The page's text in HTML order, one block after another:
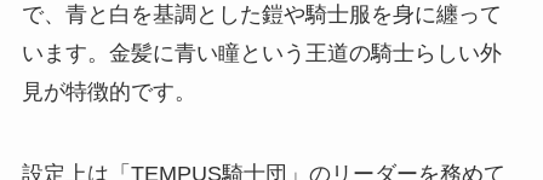
で、青と白を基調とした鎧や騎士服を身に纏って
います。金髪に青い瞳という王道の騎士らしい外
見が特徴的です。
設定上は「TEMPUS騎士団」のリーダーを務めて